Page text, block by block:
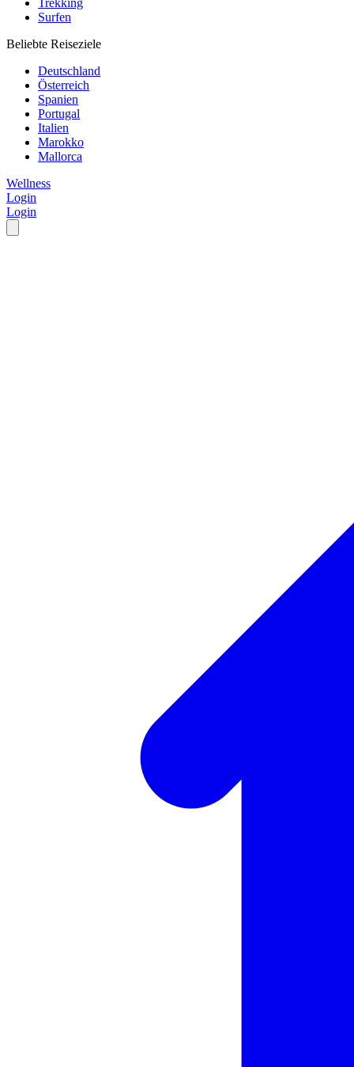
Trekking
Surfen
Beliebte Reiseziele
Deutschland
Österreich
Spanien
Portugal
Italien
Marokko
Mallorca
Wellness
Login
Login